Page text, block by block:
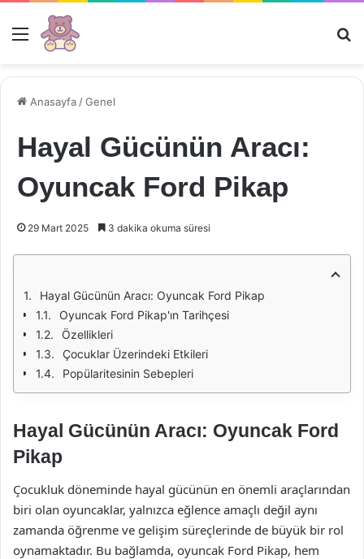
Menü
Anasayfa /Genel
Hayal Gücünün Aracı:
Oyuncak Ford Pikap
29 Mart 2025 3 dakika okuma süresi
Hayal Gücünün Aracı: Oyuncak Ford Pikap
Oyuncak Ford Pikap'ın Tarihçesi
Özellikleri
Çocuklar Üzerindeki Etkileri
Popülaritesinin Sebepleri
Hayal Gücünün Aracı: Oyuncak Ford
Pikap
Çocukluk döneminde hayal gücünün en önemli araçlarından
biri olan oyuncaklar, yalnızca eğlence amaçlı değil aynı
zamanda öğrenme ve gelişim süreçlerinde de büyük bir rol
oynamaktadır. Bu bağlamda, oyuncak Ford Pikap, hem